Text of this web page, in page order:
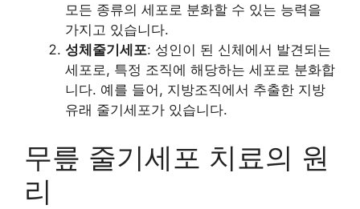
모든 종류의 세포로 분화할 수 있는 능력을
가지고 있습니다.
성체줄기세포: 성인이 된 신체에서 발견되는
세포로, 특정 조직에 해당하는 세포로 분화합
니다. 예를 들어, 지방조직에서 추출한 지방
유래 줄기세포가 있습니다.
무릎 줄기세포 치료의 원
리